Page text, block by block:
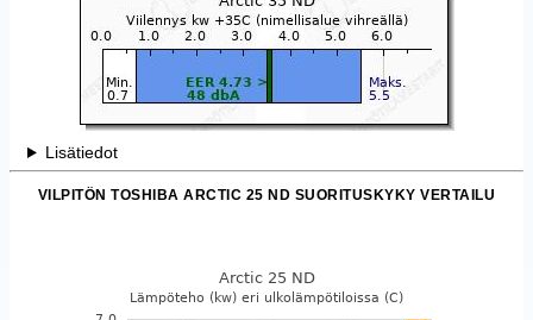
Lisätiedot
VILPITÖN TOSHIBA ARCTIC 25 ND SUORITUSKYKY VERTAILU